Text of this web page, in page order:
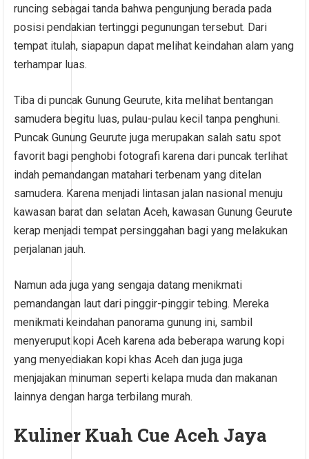
runcing sebagai tanda bahwa pengunjung berada pada
posisi pendakian tertinggi pegunungan tersebut. Dari
tempat itulah, siapapun dapat melihat keindahan alam yang
terhampar luas.
Tiba di puncak Gunung Geurute, kita melihat bentangan
samudera begitu luas, pulau-pulau kecil tanpa penghuni.
Puncak Gunung Geurute juga merupakan salah satu spot
favorit bagi penghobi fotografi karena dari puncak terlihat
indah pemandangan matahari terbenam yang ditelan
samudera. Karena menjadi lintasan jalan nasional menuju
kawasan barat dan selatan Aceh, kawasan Gunung Geurute
kerap menjadi tempat persinggahan bagi yang melakukan
perjalanan jauh.
Namun ada juga yang sengaja datang menikmati
pemandangan laut dari pinggir-pinggir tebing. Mereka
menikmati keindahan panorama gunung ini, sambil
menyeruput kopi Aceh karena ada beberapa warung kopi
yang menyediakan kopi khas Aceh dan juga juga
menjajakan minuman seperti kelapa muda dan makanan
lainnya dengan harga terbilang murah.
Kuliner Kuah Cue Aceh Jaya